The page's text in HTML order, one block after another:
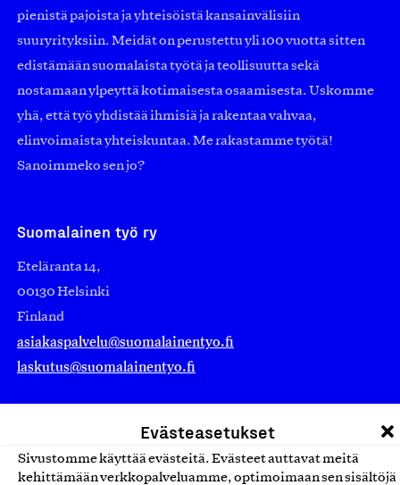
Evästeasetukset
Sivustomme käyttää evästeitä. Evästeet auttavat meitä
kehittämään verkkopalveluamme, optimoimaan sen sisältöjä
pienistä pajoista ja yhteisöistä kansainvälisiin
suuryrityksiin. Meidät on perustettu yli 100 vuotta sitten
edistämään suomalaista työtä ja teollisuutta sekä
nostamaan ylpeyttä kotimaisesta osaamisesta. Uskomme
yhä, että työ yhdistää ihmisiä ja rakentaa vahvaa,
elinvoimaista yhteiskuntaa. Me rakastamme työtä!
Sanoimmeko sen jo?
Suomalainen työ ry
Eteläranta 14,
00130 Helsinki
Finland
asiakaspalvelu@suomalainentyo.fi
laskutus@suomalainentyo.fi
Avainlippu